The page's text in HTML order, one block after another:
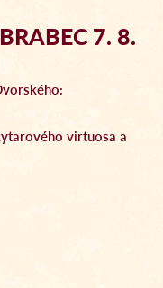
7. 8.
virtuosa a